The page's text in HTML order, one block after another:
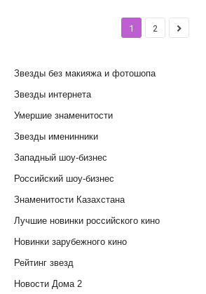
1 2
Звезды без макияжа и фотошопа
Звезды интернета
Умершие знаменитости
Звезды именинники
Западный шоу-бизнес
Российский шоу-бизнес
Знаменитости Казахстана
Лучшие новинки российского кино
Новинки зарубежного кино
Рейтинг звезд
Новости Дома 2